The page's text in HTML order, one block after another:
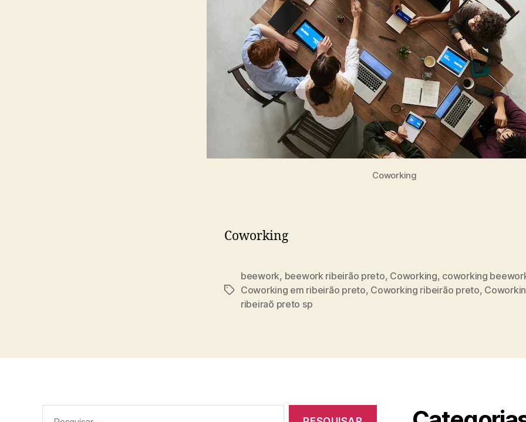
Coworking
Coworking
Etiquetas
beework, beework ribeirão preto, Coworking, coworking
Coworking em ribeirão preto, Coworking ribeirão preto,
ribeiraõ preto sp